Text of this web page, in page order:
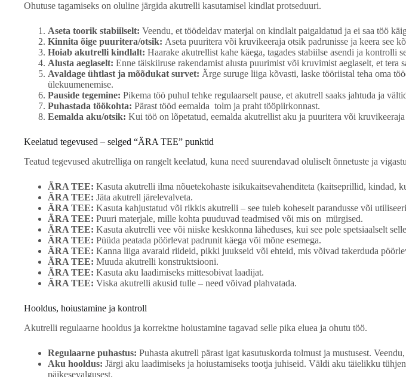
Ohutuse tagamiseks on oluline järgida akutrelli kasutamisel kindlat protseduuri.
Aseta toorik stabiilselt: Veendu, et töödeldav materjal on kindlalt paigaldatud ja ei saa töö
Kinnita õige puuritera/otsik: Aseta puuritera või kruvikeeraja otsik padrunisse ja keera see
Hoiab akutrelli kindlalt: Haarake akutrellist kahe käega, tagades stabiilse asendi ja kontrolli
Alusta aeglaselt: Enne täiskiiruse rakendamist alusta puurimist või kruvimist aeglaselt, et tera
Avaldage ühtlast ja mõõdukat survet: Ärge suruge liiga kõvasti, laske tööriistal teha oma
ülekuumenemise.
Pauside tegemine: Pikema töö puhul tehke regulaarselt pause, et akutrell saaks jahtuda ja
Puhastada töökohta: Pärast tööd eemalda tolm ja praht tööpiirkonnast.
Eemalda aku/otsik: Kui töö on lõpetatud, eemalda akutrellist aku ja puuritera või
Keelatud tegevused – selged “ÄRA TEE” punktid
Teatud tegevused akutrelliga on rangelt keelatud, kuna need suurendavad oluliselt õnnetuste ja
ÄRA TEE: Kasuta akutrelli ilma nõuetekohaste isikukaitsevahenditeta (kaitseprillid, kindad,
ÄRA TEE: Jäta akutrell järelevalveta.
ÄRA TEE: Kasuta kahjustatud või rikkis akutrelli – see tuleb koheselt parandusse või
ÄRA TEE: Puuri materjale, mille kohta puuduvad teadmised või mis on mürgised.
ÄRA TEE: Kasuta akutrelli vee või niiske keskkonna läheduses, kui see pole spetsiaalselt
ÄRA TEE: Püüda peatada pöörlevat padrunit käega või mõne esemega.
ÄRA TEE: Kanna liiga avaraid riideid, pikki juukseid või ehteid, mis võivad takerduda
ÄRA TEE: Muuda akutrelli konstruktsiooni.
ÄRA TEE: Kasuta aku laadimiseks mittesobivat laadijat.
ÄRA TEE: Viska akutrelli akusid tulle – need võivad plahvatada.
Hooldus, hoiustamine ja kontroll
Akutrelli regulaarne hooldus ja korrektne hoiustamine tagavad selle pika eluea ja ohutu töö.
Regulaarne puhastus: Puhasta akutrell pärast igat kasutuskorda tolmust ja mustusest.
Aku hooldus: Järgi aku laadimiseks ja hoiustamiseks tootja juhiseid. Väldi aku täielikku
päikesevalgusest.